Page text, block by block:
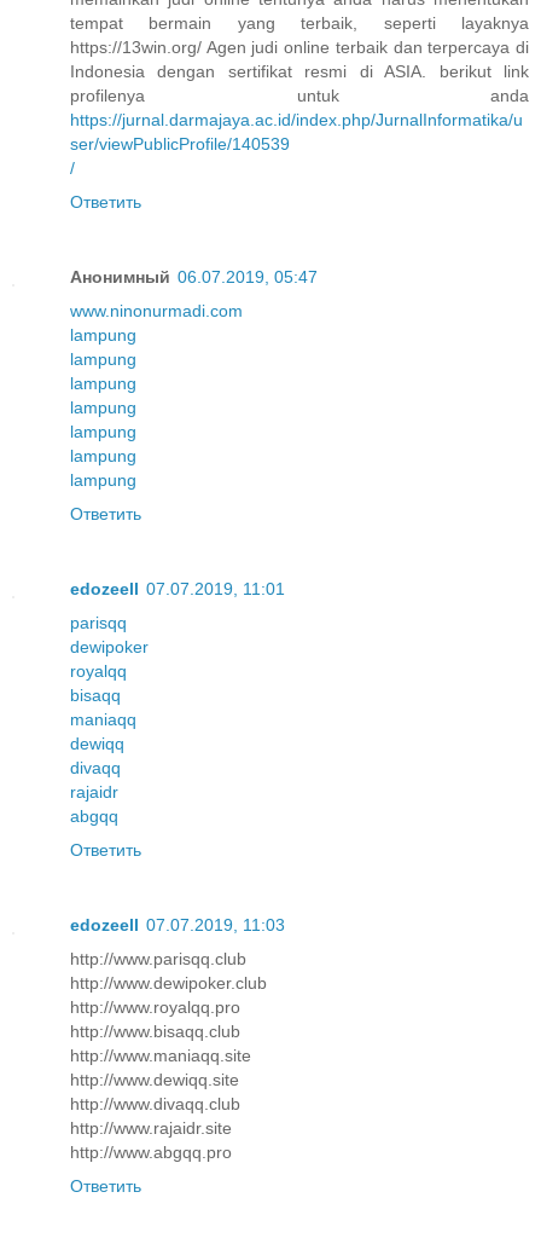
tempat bermain yang terbaik, seperti layaknya
https://13win.org/ Agen judi online terbaik dan terpercaya di
Indonesia dengan sertifikat resmi di ASIA. berikut link
profilenya untuk anda
https://jurnal.darmajaya.ac.id/index.php/JurnalInformatika/u
ser/viewPublicProfile/140539
/
Ответить
Анонимный 06.07.2019, 05:47
www.ninonurmadi.com
lampung
lampung
lampung
lampung
lampung
lampung
lampung
Ответить
edozeell 07.07.2019, 11:01
parisqq
dewipoker
royalqq
bisaqq
maniaqq
dewiqq
divaqq
rajaidr
abgqq
Ответить
edozeell 07.07.2019, 11:03
http://www.parisqq.club
http://www.dewipoker.club
http://www.royalqq.pro
http://www.bisaqq.club
http://www.maniaqq.site
http://www.dewiqq.site
http://www.divaqq.club
http://www.rajaidr.site
http://www.abgqq.pro
Ответить